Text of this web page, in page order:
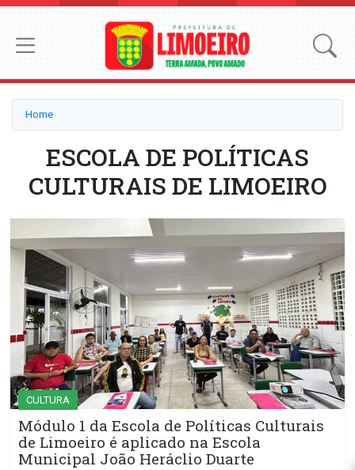
Home
ESCOLA DE POLÍTICAS
CULTURAIS DE LIMOEIRO
CULTURA
Módulo 1 da Escola de Políticas Culturais
de Limoeiro é aplicado na Escola
Municipal João Heráclio Duarte